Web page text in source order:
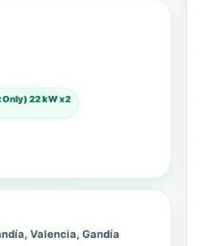
22 kW x2
Valencia, Gandía